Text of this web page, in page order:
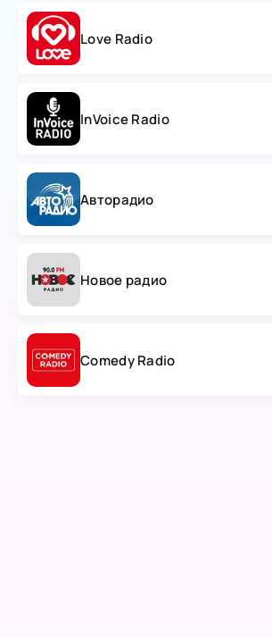
Love Radio
InVoice Radio
Авторадио
Новое радио
Comedy Radio